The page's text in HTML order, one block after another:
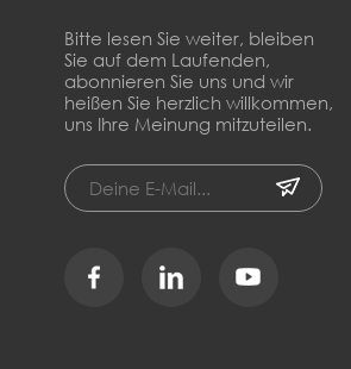
Bitte lesen Sie weiter, bleiben
Sie auf dem Laufenden,
abonnieren Sie uns und wir
heißen Sie herzlich willkommen,
uns Ihre Meinung mitzuteilen.